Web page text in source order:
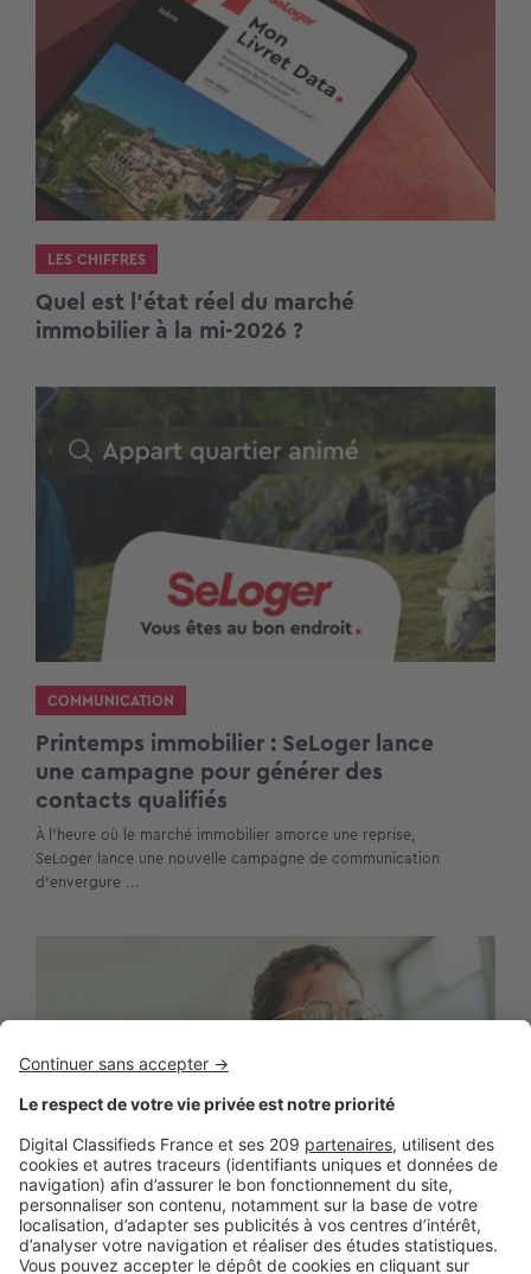
LES CHIFFRES
Quel est l’état réel du marché
immobilier à la mi-2026 ?
COMMUNICATION
Printemps immobilier : SeLoger lance
une campagne pour générer des
contacts qualifiés
À l’heure où le marché immobilier amorce une reprise,
SeLoger lance une nouvelle campagne de communication
d’envergure ...
BUSINESS